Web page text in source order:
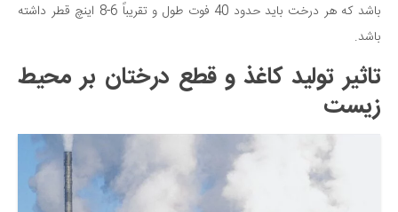
اخبار
باشد که هر درخت باید حدود 40 فوت طول و تقریباً 6-8 اینچ قطر داشته
باشد.
تاثیر تولید کاغذ و قطع درختان بر محیط
زیست